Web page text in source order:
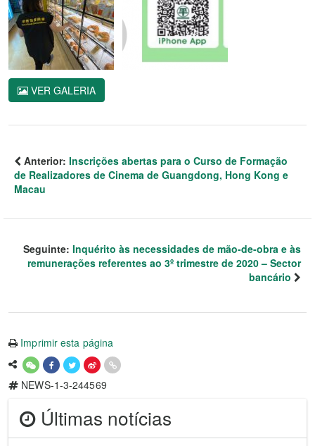
VER GALERIA
Anterior: Inscrições abertas para o Curso de Formação
de Realizadores de Cinema de Guangdong, Hong Kong e
Macau
Seguinte: Inquérito às necessidades de mão-de-obra e às
remunerações referentes ao 3º trimestre de 2020 – Sector
bancário
Imprimir esta página
NEWS-1-3-244569
Últimas notícias